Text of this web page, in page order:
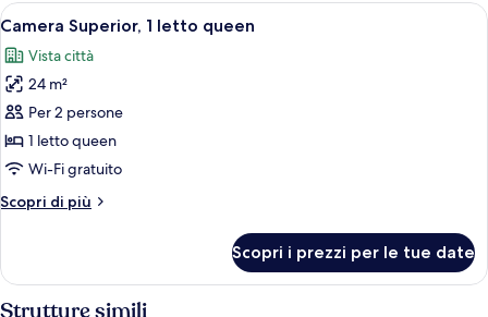
letti
Apri
tutte
le
foto
per
Camera
Superior,
letto
Una camera d'albergo moderna
8
Camera Superior, 1 letto queen
Vista città
24 m²
Per 2 persone
1 letto queen
Wi-Fi gratuito
Scopri di più
Altri
Superior,
1
Scopri i prezzi per le tue date
Strutture simili